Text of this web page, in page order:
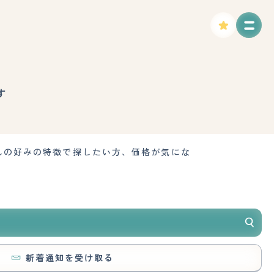
好みの特徴で探したい方、価格が気にな
新着通知を受け取る